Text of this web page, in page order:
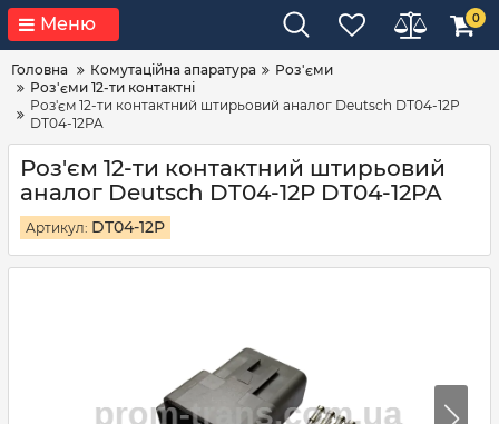
Меню 0
Головна Комутаційна апаратура
Роз'єми
Роз'єми 12-ти контактні
Роз'єм 12-ти контактний штирьовий аналог Deutsch DT04-12P
DT04-12PA
Роз'єм 12-ти контактний штирьовий
аналог Deutsch DT04-12P DT04-12PA
Артикул: DT04-12P